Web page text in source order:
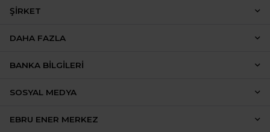
ŞIRKET
DAHA FAZLA
BANKA BILGILERI
SOSYAL MEDYA
EBRU ENER MERKEZ